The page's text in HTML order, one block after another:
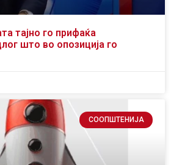
тајно го прифаќа
што во опозиција го
СООПШТЕНИЈА